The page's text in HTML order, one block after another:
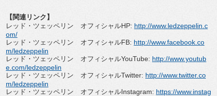
【関連リンク】
レッド・ツェッペリン オフィシャルHP: http://www. ledzeppelin.c
om/
レッド・ツェッペリン オフィシャルFB: http://www.facebook. co
m/ledzeppelin
レッド・ツェッペリン オフィシャルYouTube: http://www.youtub
e.com/ledzeppelin
レッド・ツェッペリン オフィシャルTwitter: http://www.twitter.co
m/ledzeppelin
レッド・ツェッペリン オフィシャルInstagram: https://www. instag